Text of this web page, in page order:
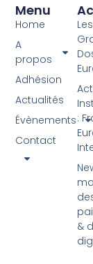
Les
:
&
Menu
Home
A
propos
Adhésion
Actualités
Évènements
Contact